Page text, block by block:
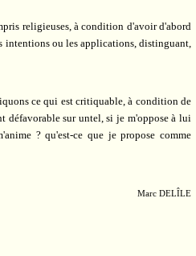
religieuses, à condition d'avoir d'abord
intentions ou les applications, distinguant,
ce qui est critiquable, à condition de
défavorable sur untel, si je m'oppose à lui
? qu'est-ce que je propose comme
Marc DELÎLE